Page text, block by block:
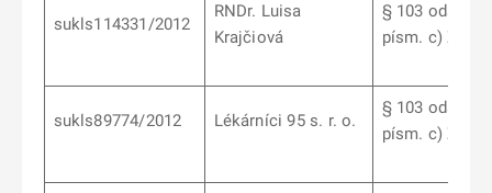
sukls114331/2012
RNDr. Luisa
Krajčiová
§ 103 odst. 9
písm. c) ZoL
sukls89774/2012 Lékárníci 95 s. r. o.
§ 103 odst. 9
písm. c) ZoL